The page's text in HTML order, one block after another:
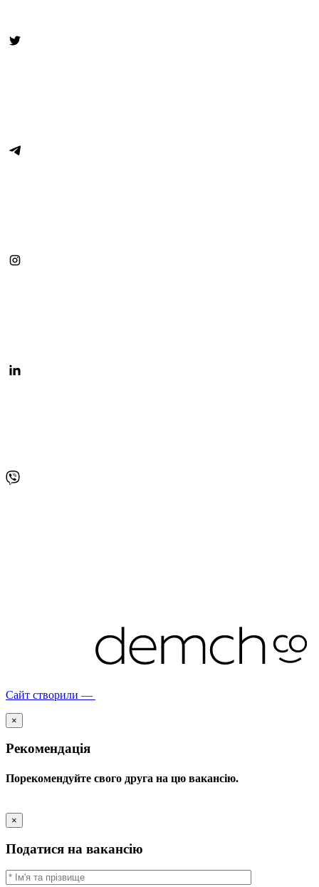
Сайт створили —
×
Рекомендація
Порекомендуйте свого друга на цю вакансію.
×
Податися на вакансію